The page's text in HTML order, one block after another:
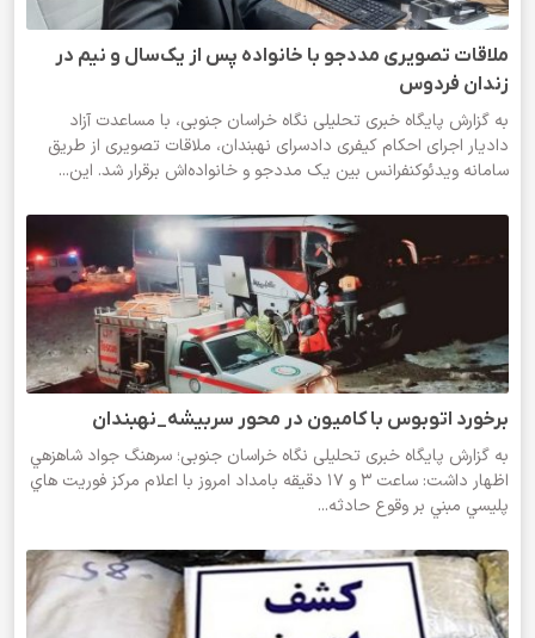
ملاقات تصویری مددجو با خانواده پس از یک‌سال و نیم در
زندان فردوس
به گزارش پایگاه خبری تحلیلی نگاه خراسان جنوبی، با مساعدت آزاد
دادیار اجرای احکام کیفری دادسرای نهبندان، ملاقات تصویری از طریق
سامانه ویدئوکنفرانس بین یک مددجو و خانواده‌اش برقرار شد. این...
برخورد اتوبوس با کامیون در محور سربیشه_نهبندان
به گزارش پایگاه خبری تحلیلی نگاه خراسان‌ جنوبی؛ سرهنگ جواد شاهزهي
اظهار داشت: ساعت 3 و 17 دقيقه بامداد امروز با اعلام مركز فوريت هاي
پليسي مبني بر وقوع حادثه...